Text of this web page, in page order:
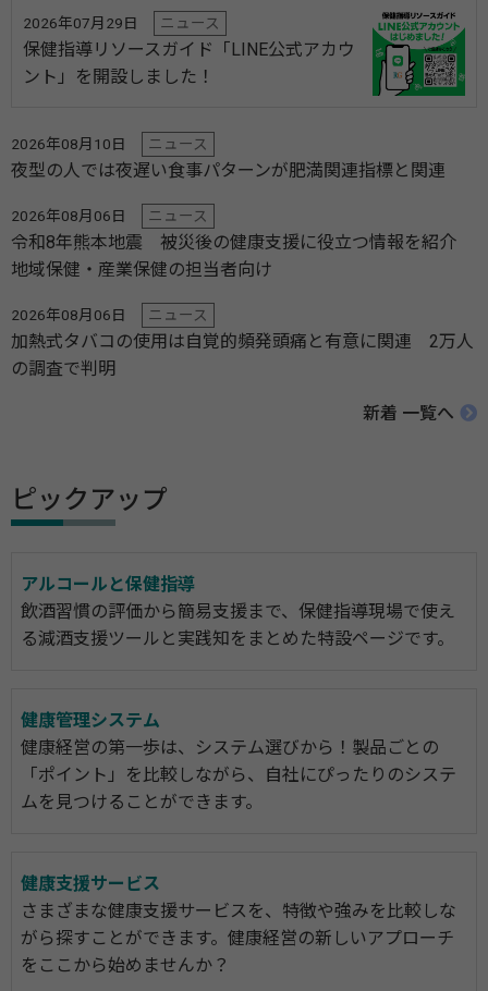
2026年07月29日 ニュース
保健指導リソースガイド「LINE公式アカウ
ント」を開設しました！
2026年08月10日 ニュース
夜型の人では夜遅い食事パターンが肥満関連指標と関連
2026年08月06日 ニュース
令和8年熊本地震 被災後の健康支援に役立つ情報を紹介
地域保健・産業保健の担当者向け
2026年08月06日 ニュース
加熱式タバコの使用は自覚的頻発頭痛と有意に関連 2万人
の調査で判明
新着 一覧へ
ピックアップ
アルコールと保健指導
飲酒習慣の評価から簡易支援まで、保健指導現場で使え
る減酒支援ツールと実践知をまとめた特設ページです。
健康管理システム
健康経営の第一歩は、システム選びから！製品ごとの
「ポイント」を比較しながら、自社にぴったりのシステ
ムを見つけることができます。
健康支援サービス
さまざまな健康支援サービスを、特徴や強みを比較しな
がら探すことができます。健康経営の新しいアプローチ
をここから始めませんか？